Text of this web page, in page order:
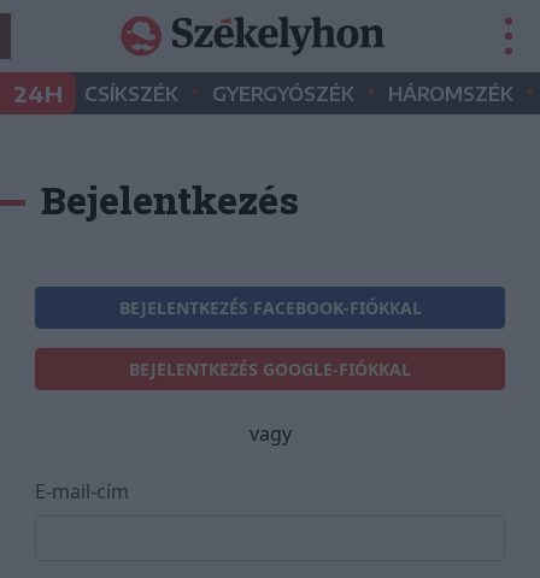
24H CSÍKSZÉK • GYERGYÓSZÉK • HÁROMSZÉK •
Bejelentkezés
BEJELENTKEZÉS FACEBOOK-FIÓKKAL
BEJELENTKEZÉS GOOGLE-FIÓKKAL
vagy
E-mail-cím